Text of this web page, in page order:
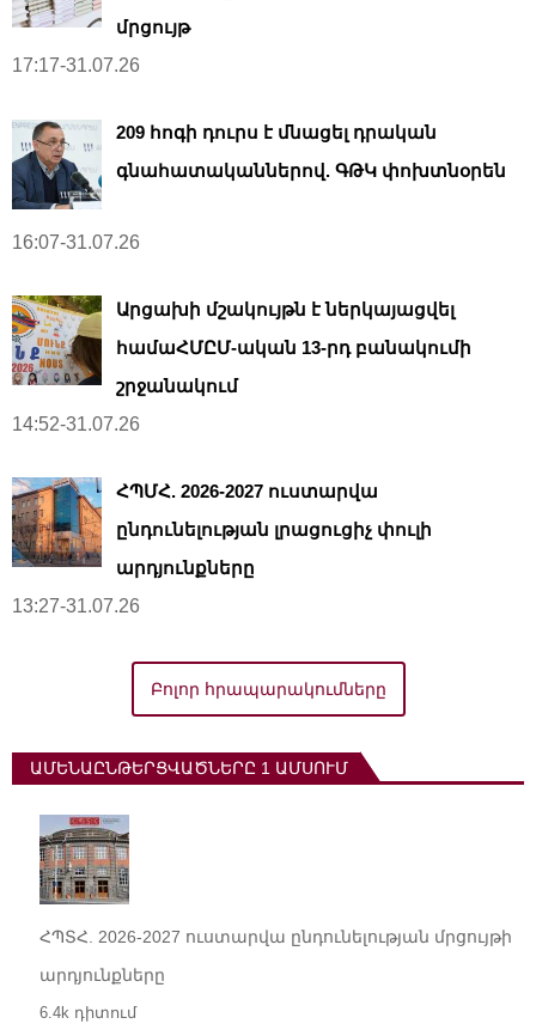
մրցույթ
17:17-31.07.26
209 հոգի դուրս է մնացել դրական
գնահատականներով. ԳԹԿ փոխտնօրեն
16:07-31.07.26
Արցախի մշակույթն է ներկայացվել
համաՀՄԸՄ-ական 13-րդ բանակումի
շրջանակում
14:52-31.07.26
ՀՊՄՀ. 2026-2027 ուստարվա
ընդունելության լրացուցիչ փուլի
արդյունքները
13:27-31.07.26
Բոլոր հրապարակումները
ԱՄԵՆԱԸՆԹԵՐՑՎԱԾՆԵՐԸ 1 ԱՄՍՈՒՄ
ՀՊՏՀ. 2026-2027 ուստարվա ընդունելության մրցույթի
արդյունքները
6.4k դիտում